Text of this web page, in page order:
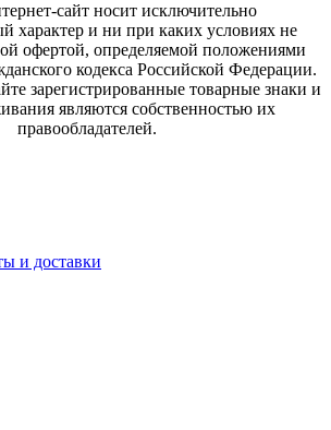
сайт носит исключительно
характер и ни при каких условиях не
офертой, определяемой положениями
кодекса Российской Федерации.
зарегистрированные товарные знаки и
являются собственностью их
правообладателей.
и доставки